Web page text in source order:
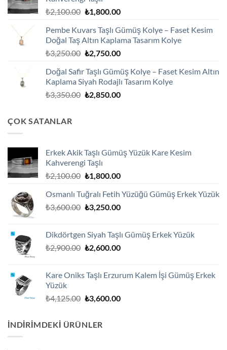
₺2,100.00 Orijinal
₺2,100.00.
₺1,800.00Şu
fiyat:
₺1,800.00.
Pembe Kuvars Taşlı Gümüş Kolye – Faset Kesim
Doğal Taş Altın Kaplama Tasarım Kolye
₺3,250.00 Orijinal
₺3,250.00.
₺2,750.00Şu
fiyat:
₺2,750.00.
Doğal Safir Taşlı Gümüş Kolye – Faset Kesim Altın
Kaplama Siyah Rodajlı Tasarım Kolye
₺3,350.00 Orijinal
₺2,850.00Şu
ÇOK SATANLAR
Erkek Akik Taşlı Gümüş Yüzük Kare Kesim
Kahverengi Taşlı
₺2,100.00 Orijinal
₺2,100.00.
₺1,800.00Şu
fiyat:
₺1,800.00.
Osmanlı Tuğralı Fetih Yüzüğü Gümüş Erkek Yüzük
₺3,600.00 Orijinal
₺3,250.00Şu
₺3,250.00.
Dikdörtgen Siyah Taşlı Gümüş Erkek Yüzük
₺2,900.00 Orijinal
₺2,600.00Şu
₺2,600.00.
Kare Oniks Taşlı Erzurum Kalem İşi Gümüş Erkek
Yüzük
₺4,125.00 Orijinal
₺3,600.00Şu
İNDIRIMDEKI ÜRÜNLER